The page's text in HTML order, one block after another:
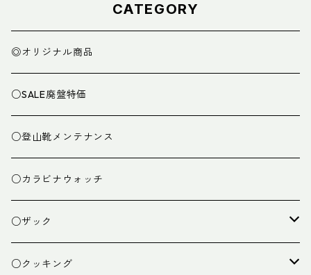
CATEGORY
◎オリジナル商品
○SALE廃盤特価
○登山靴メンテナンス
○カラビナウォッチ
○ザック
ザック
○クッキング